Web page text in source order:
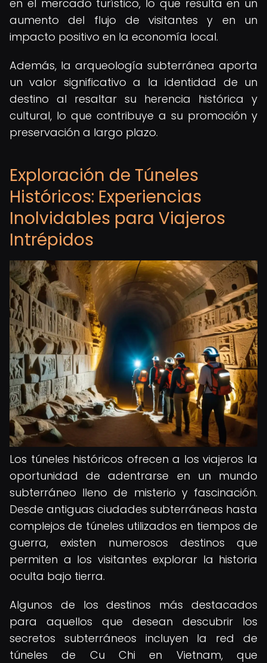
en el mercado turístico, lo que resulta en un
aumento del flujo de visitantes y en un
impacto positivo en la economía local.
Además, la arqueología subterránea aporta
un valor significativo a la identidad de un
destino al resaltar su herencia histórica y
cultural, lo que contribuye a su promoción y
preservación a largo plazo.
Exploración de Túneles
Históricos: Experiencias
Inolvidables para Viajeros
Intrépidos
Los túneles históricos ofrecen a los viajeros la
oportunidad de adentrarse en un mundo
subterráneo lleno de misterio y fascinación.
Desde antiguas ciudades subterráneas hasta
complejos de túneles utilizados en tiempos de
guerra, existen numerosos destinos que
permiten a los visitantes explorar la historia
oculta bajo tierra.
Algunos de los destinos más destacados
para aquellos que desean descubrir los
secretos subterráneos incluyen la red de
túneles de Cu Chi en Vietnam, que